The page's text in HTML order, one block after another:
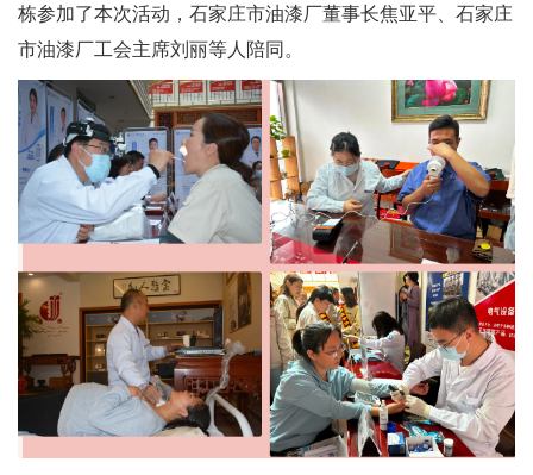
栋参加了本次活动，石家庄市油漆厂董事长焦亚平、石家庄
市油漆厂工会主席刘丽等人陪同。